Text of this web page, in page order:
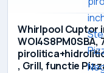
Whirlpool Cuptor
WOI4S8PM0SBA,
, Grill, functie